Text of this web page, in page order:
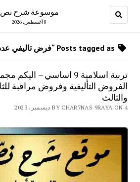
موسوعة شرح نص
8 أغسطس، 2026
تربية اسلامية 9 اساسي –
الفروض التأليفية وفروض مراقبة
والثالث
BY CHAR7NAS 9RAYA ON 4 ديسمبر، 2023